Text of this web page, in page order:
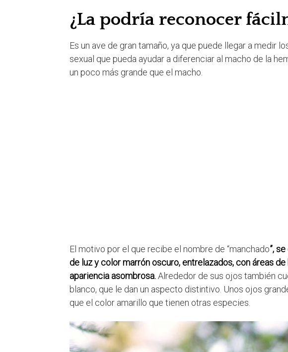
¿La podría reconocer
Es un ave de gran tamaño, ya que puede llegar a medir
sexual que pueda ayudar a diferenciar al macho de la
un poco más grande que el macho.
El motivo por el que recibe el nombre de “manchado”,
de luz y color marrón oscuro, entrelazados, con áreas
apariencia asombrosa.Alrededor de sus ojos también
blanco, que le dan un aspecto distintivo. Unos ojos
que el color amarillo que tienen otras especies.